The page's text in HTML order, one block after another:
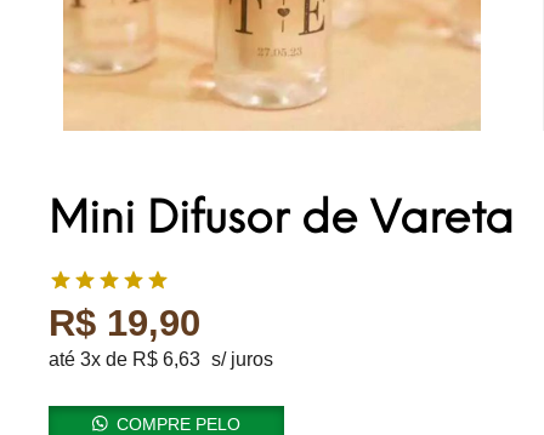
Mini Difusor de Vareta
R$ 19,90
até 3x de R$ 6,63 s/ juros
COMPRE PELO